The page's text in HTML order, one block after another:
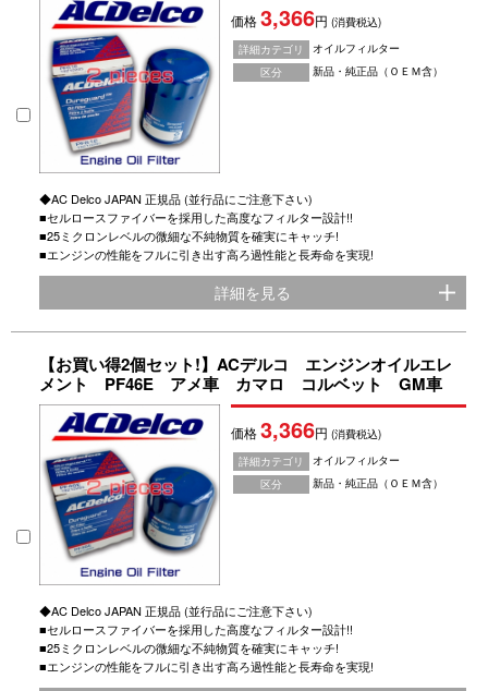
価格3,366円(消費税込)
詳細カテゴリ
オイルフィルター
区分
新品・純正品（ＯＥＭ含）
◆AC Delco JAPAN 正規品 (並行品にご注意下さい)
■セルロースファイバーを採用した高度なフィルター設計!!
■25ミクロンレベルの微細な不純物質を確実にキャッチ!
■エンジンの性能をフルに引き出す高ろ過性能と長寿命を実現!
詳細を見る
【お買い得2個セット!】ACデルコ エンジンオイルエレ
メント PF46E アメ車 カマロ コルベット GM車
価格3,366円(消費税込)
詳細カテゴリ
オイルフィルター
区分
新品・純正品（ＯＥＭ含）
◆AC Delco JAPAN 正規品 (並行品にご注意下さい)
■セルロースファイバーを採用した高度なフィルター設計!!
■25ミクロンレベルの微細な不純物質を確実にキャッチ!
■エンジンの性能をフルに引き出す高ろ過性能と長寿命を実現!